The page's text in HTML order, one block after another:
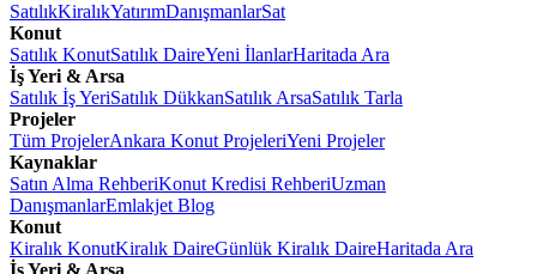
SatılıkKiralıkYatırımDanışmanlarSat
Konut
Satılık KonutSatılık DaireYeni İlanlarHaritada Ara
İş Yeri & Arsa
Satılık İş YeriSatılık DükkanSatılık ArsaSatılık Tarla
Projeler
Tüm ProjelerAnkara Konut ProjeleriYeni Projeler
Kaynaklar
Satın Alma RehberiKonut Kredisi RehberiUzman
DanışmanlarEmlakjet Blog
Konut
Kiralık KonutKiralık DaireGünlük Kiralık DaireHaritada Ara
İş Yeri & Arsa